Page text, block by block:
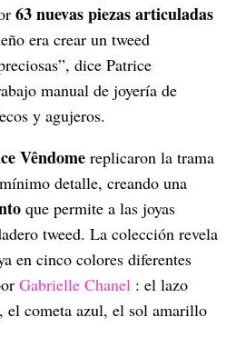
63 nuevas piezas articuladas
era crear un tweed
dice Patrice
manual de joyería de
y agujeros.
Vêndome replicaron la trama
detalle, creando una
que permite a las joyas
tweed. La colección revela
en cinco colores diferentes
Gabrielle Chanel : el lazo
el cometa azul, el sol amarillo